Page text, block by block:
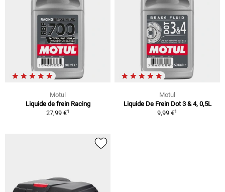
Motul
Liquide de frein Racing
27,99 €1
Motul
Liquide De Frein Dot 3 & 4, 0,5L
9,99 €1